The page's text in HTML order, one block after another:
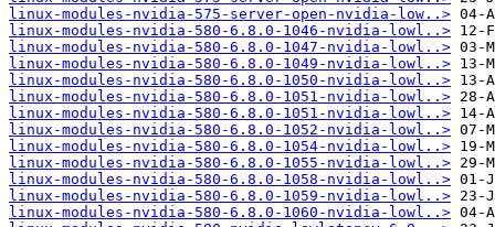
linux-modules-nvidia-575-server-open-nvidia-low..>
linux-modules-nvidia-580-6.8.0-1046-nvidia-lowl..>
linux-modules-nvidia-580-6.8.0-1047-nvidia-lowl..>
linux-modules-nvidia-580-6.8.0-1049-nvidia-lowl..>
linux-modules-nvidia-580-6.8.0-1050-nvidia-lowl..>
linux-modules-nvidia-580-6.8.0-1051-nvidia-lowl..>
linux-modules-nvidia-580-6.8.0-1051-nvidia-lowl..>
linux-modules-nvidia-580-6.8.0-1052-nvidia-lowl..>
linux-modules-nvidia-580-6.8.0-1054-nvidia-lowl..>
linux-modules-nvidia-580-6.8.0-1055-nvidia-lowl..>
linux-modules-nvidia-580-6.8.0-1058-nvidia-lowl..>
linux-modules-nvidia-580-6.8.0-1059-nvidia-lowl..>
linux-modules-nvidia-580-6.8.0-1060-nvidia-lowl..>